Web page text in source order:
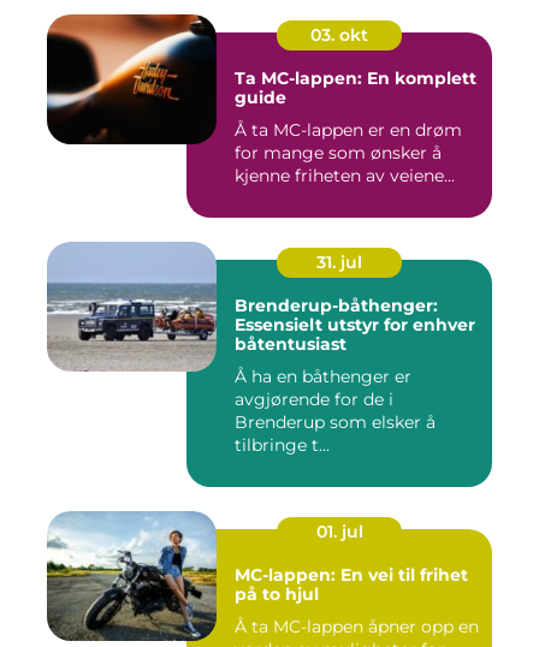
03. okt
Ta MC-lappen: En komplett
guide
Å ta MC-lappen er en drøm
for mange som ønsker å
kjenne friheten av veiene...
31. jul
Brenderup-båthenger:
Essensielt utstyr for enhver
båtentusiast
Å ha en båthenger er
avgjørende for de i
Brenderup som elsker å
tilbringe t...
01. jul
MC-lappen: En vei til frihet
på to hjul
Å ta MC-lappen åpner opp en